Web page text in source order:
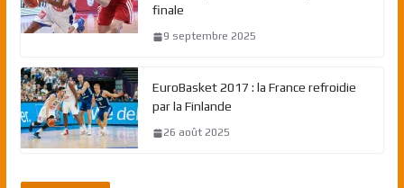
finale
9 septembre 2025
EuroBasket 2017 : la France refroidie
par la Finlande
26 août 2025